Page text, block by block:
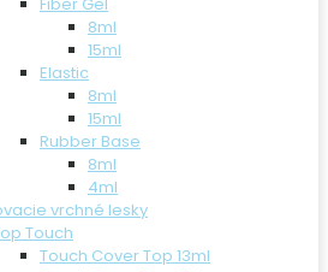
8ml
15ml
Elastic
8ml
15ml
Rubber Base
8ml
4ml
vrchné lesky
Touch
Touch Cover Top 13ml